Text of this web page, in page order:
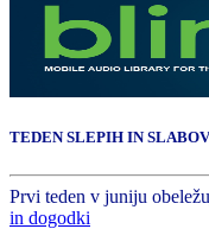
TEDEN SLEPIH IN
Prvi teden v juniju
in dogodki